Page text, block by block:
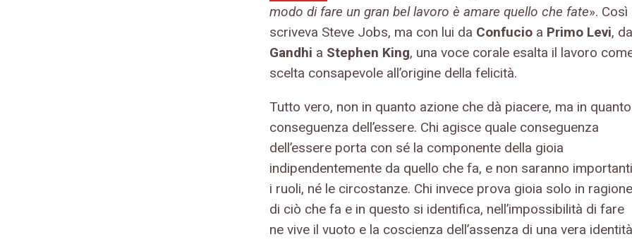
modo di fare un gran bel lavoro è amare quello che fate». Così
scriveva Steve Jobs, ma con lui da Confucio a Primo Levi, da
Gandhi a Stephen King, una voce corale esalta il lavoro
scelta consapevole all’origine della felicità.
Tutto vero, non in quanto azione che dà piacere, ma in quanto
conseguenza dell’essere. Chi agisce quale conseguenza
dell’essere porta con sé la componente della gioia
indipendentemente da quello che fa, e non saranno importanti
i ruoli, né le circostanze. Chi invece prova gioia solo in ragione
di ciò che fa e in questo si identifica, nell’impossibilità di fare
ne vive il vuoto e la coscienza dell’assenza di una vera